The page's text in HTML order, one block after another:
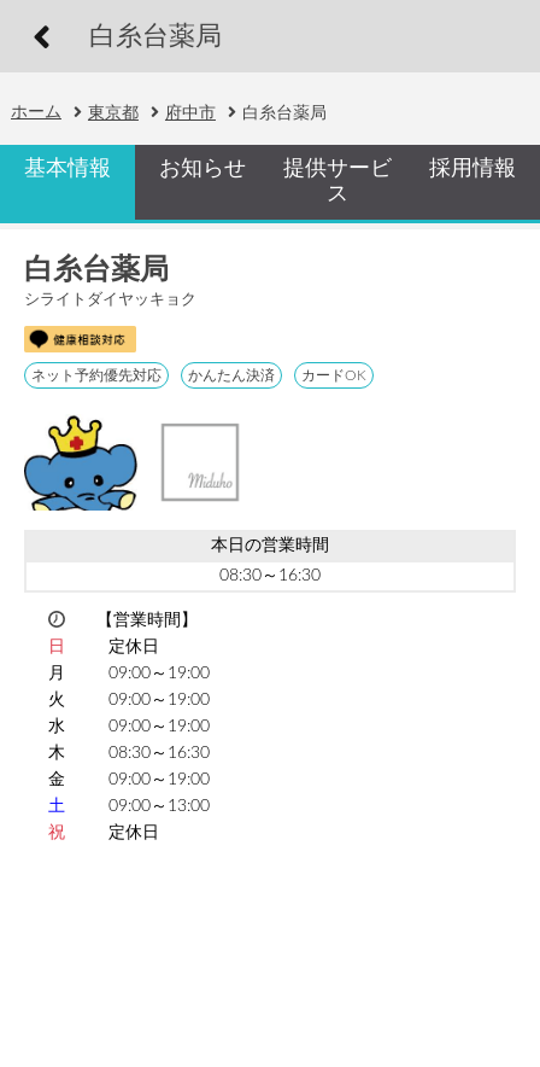
白糸台薬局
ホーム 東京都 府中市 白糸台薬局
基本情報 お知らせ
提供サービ
ス
採用情報
白糸台薬局
シライトダイヤッキョク
ネット予約優先対応 かんたん決済 カードOK
本日の営業時間
08:30～16:30
【営業時間】
日
定休日
月
09:00～19:00
火
09:00～19:00
水
09:00～19:00
木
08:30～16:30
金
09:00～19:00
土
09:00～13:00
祝
定休日